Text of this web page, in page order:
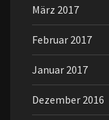
März 2017
Februar 2017
Januar 2017
Dezember 2016